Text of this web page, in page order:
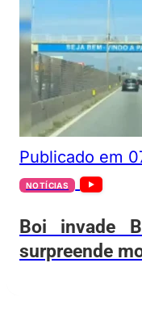
Publicado em
NOTÍCIAS
Boi invade
surpreende